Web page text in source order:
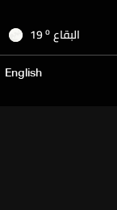
البقاع 19o
الجنوب 26o
25
English